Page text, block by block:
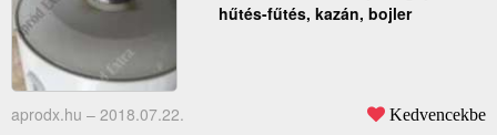
hűtés-fűtés, kazán, bojler
aprodx.hu – 2018.07.22. Kedvencekbe